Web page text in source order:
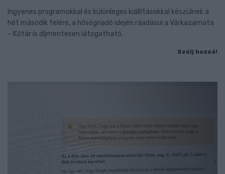
Ingyenes programokkal és különleges kiállításokkal készülnek a
hét második felére, a hőségriadó idején ráadásul a Várkazamata
– Kőtár is díjmentesen látogatható.
Szólj hozzá!